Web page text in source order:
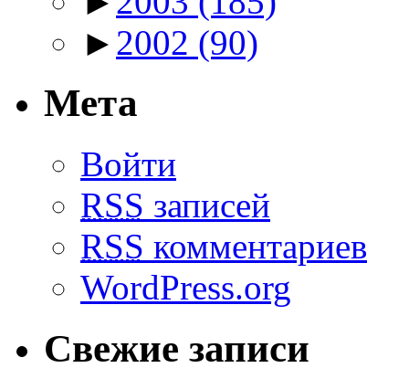
► 2002 (90)
Мета
Войти
RSS записей
RSS комментариев
WordPress.org
Свежие записи